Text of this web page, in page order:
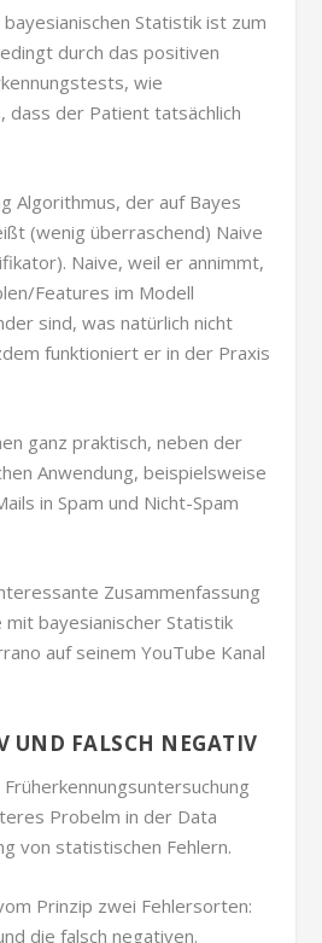
Statistik ist zum
durch das positiven
wie
dass der Patient tatsächlich
Algorithmus, der auf Bayes
(wenig überraschend) Naive
. Naive, weil er annimmt,
Features im Modell
sind, was natürlich nicht
funktioniert er in der Praxis
ganz praktisch, neben der
Anwendung, beispielsweise
in Spam und Nicht-Spam
Zusammenfassung
bayesianischer Statistik
auf seinem YouTube Kanal
UND FALSCH NEGATIV
Probelm in der Data
von statistischen Fehlern.
Prinzip zwei Fehlersorten:
die falsch negativen.